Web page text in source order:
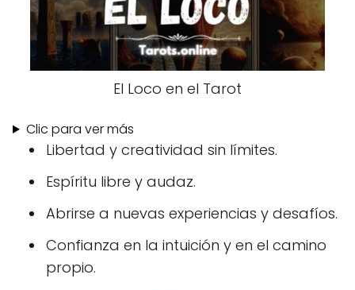
El Loco en el Tarot
Clic para ver más
Libertad y creatividad sin límites.
Espíritu libre y audaz.
Abrirse a nuevas experiencias y desafíos.
Confianza en la intuición y en el camino
propio.